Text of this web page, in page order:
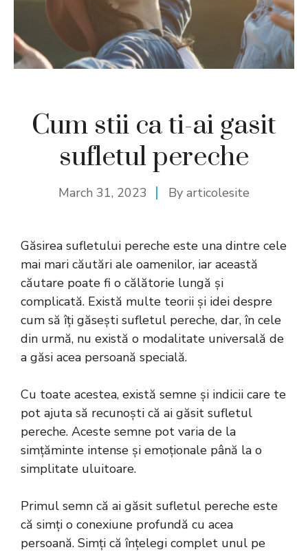
Cum stii ca ti-ai gasit
sufletul pereche
March 31, 2023 By articolesite
Găsirea sufletului pereche este una dintre cele
mai mari căutări ale oamenilor, iar această
căutare poate fi o călătorie lungă și
complicată. Există multe teorii și idei despre
cum să îți găsești sufletul pereche, dar, în cele
din urmă, nu există o modalitate universală de
a găsi acea persoană specială.
Cu toate acestea, există semne și indicii care te
pot ajuta să recunoști că ai găsit sufletul
pereche. Aceste semne pot varia de la
simțăminte intense și emoționale până la o
simplitate uluitoare.
Primul semn că ai găsit sufletul pereche este
că simți o conexiune profundă cu acea
persoană. Simți că înțelegi complet unul pe